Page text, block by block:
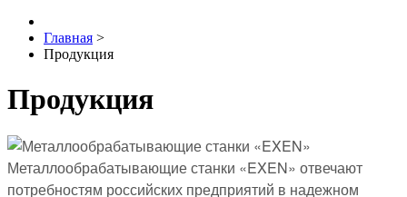
Главная >
Продукция
Продукция
Металлообрабатывающие станки «EXEN» отвечают
потребностям российских предприятий в надежном